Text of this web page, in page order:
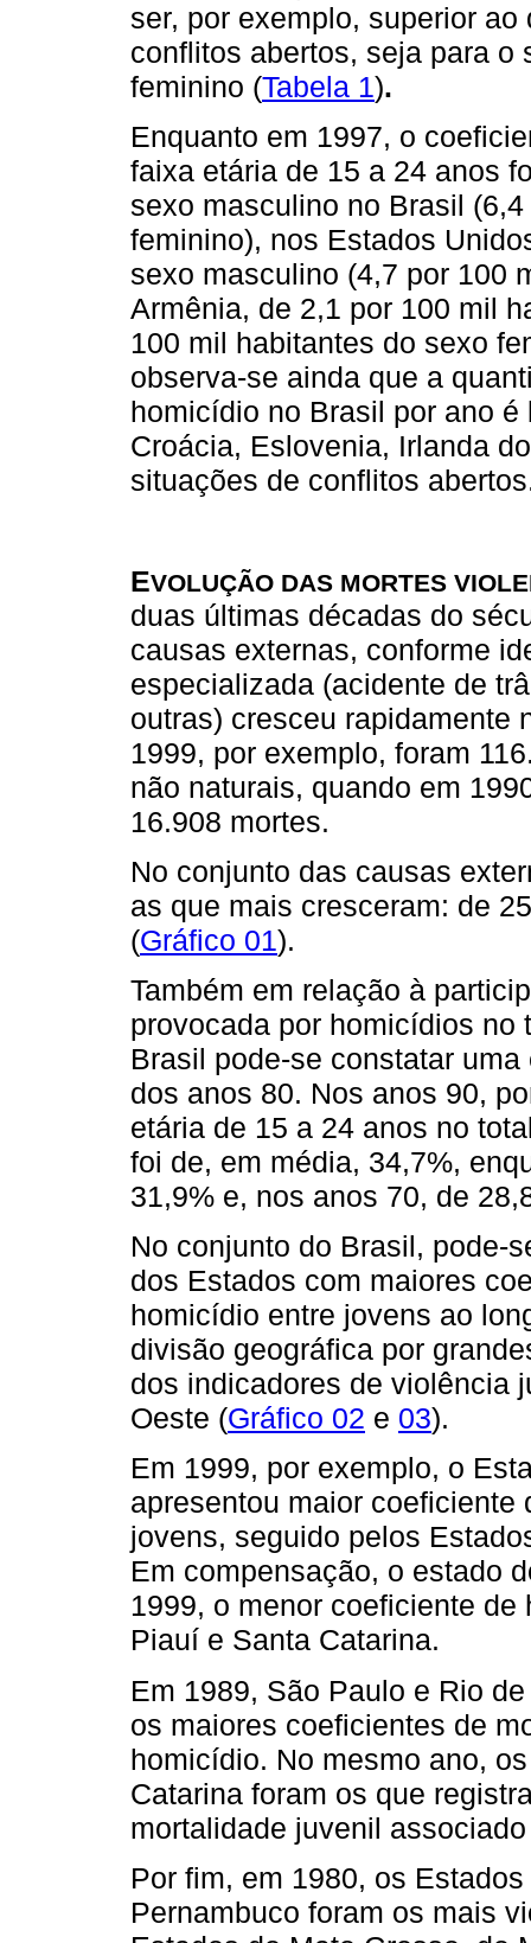
ser, por exemplo, superior
conflitos abertos, seja para o
feminino (Tabela 1).
Enquanto em 1997, o
faixa etária de 15 a 24 anos
sexo masculino no Brasil
feminino), nos Estados
sexo masculino (4,7 por 100
Armênia, de 2,1 por 100 mil
100 mil habitantes do sexo
observa-se ainda que a
homicídio no Brasil por ano
Croácia, Eslovenia, Irlanda
situações de conflitos
EVOLUÇÃO DAS MORTES
duas últimas décadas do
causas externas, conforme
especializada (acidente de
outras) cresceu rapidamente
1999, por exemplo, foram
não naturais, quando em
16.908 mortes.
No conjunto das causas
as que mais cresceram: de
(Gráfico 01).
Também em relação à
provocada por homicídios
Brasil pode-se constatar
dos anos 80. Nos anos 90,
etária de 15 a 24 anos no
foi de, em média, 34,7%,
31,9% e, nos anos 70, de
No conjunto do Brasil, pode-
dos Estados com maiores
homicídio entre jovens ao
divisão geográfica por
dos indicadores de violência
Oeste (Gráfico 02 e 03).
Em 1999, por exemplo, o
apresentou maior
jovens, seguido pelos
Em compensação, o estado
1999, o menor coeficiente
Piauí e Santa Catarina.
Em 1989, São Paulo e Rio
os maiores coeficientes de
homicídio. No mesmo ano,
Catarina foram os que
mortalidade juvenil
Por fim, em 1980, os
Pernambuco foram os mais